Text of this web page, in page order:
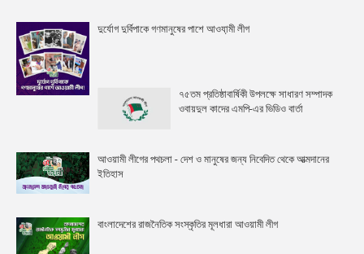
দুর্যোগ দুর্বিপাকে গণমানুষের পাশে আওযা়মী লীগ
৭৫তম প্রতিষ্ঠাবার্ষিকী উপলক্ষে সাধারণ সম্পাদক
ওবায়দুল কাদের এমপি-এর ভিডিও বার্তা
আওয়ামী লীগের পথচলা - দেশ ও মানুষের জন্য নিবেদিত থেকে আত্মদানের
ইতিহাস
বাংলাদেশের রাজনৈতিক সংস্কৃতির মূলধারা আওয়ামী লীগ